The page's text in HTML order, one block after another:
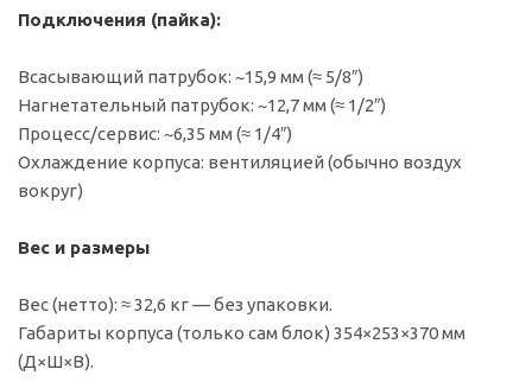
Подключения (пайка):
Всасывающий патрубок: ~15,9 мм (≈ 5/8″)
Нагнетательный патрубок: ~12,7 мм (≈ 1/2″)
Процесс/сервис: ~6,35 мм (≈ 1/4″)
Охлаждение корпуса: вентиляцией (обычно воздух
вокруг)
Вес и размеры
Вес (нетто): ≈ 32,6 кг — без упаковки.
Габариты корпуса (только сам блок) 354×253×370 мм
(Д×Ш×В).